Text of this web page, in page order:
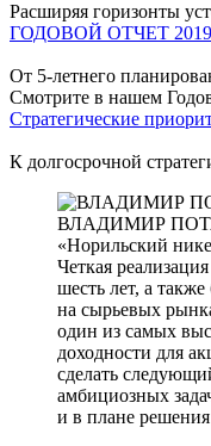
Расширяя горизонты
ГОДОВОЙ ОТЧЕТ 2019
От 5-летнего
Смотрите в нашем
Стратегические
К долгосрочной
ВЛАДИМИР
«Норильский
Четкая
шесть лет, а
на сырьевых
один из самых
доходности для
сделать
амбициозных
и в плане